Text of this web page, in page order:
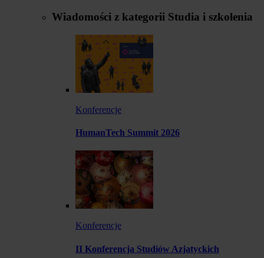
Wiadomości z kategorii Studia i szkolenia
Konferencje
HumanTech Summit 2026
Konferencje
II Konferencja Studiów Azjatyckich